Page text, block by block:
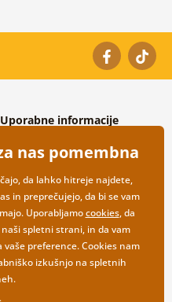
Uporabne informacije
Pogosto zastavljena vprašanja
Kontakti
Veleprodaja
nas pomembna
da lahko hitreje najdete,
in preprečujejo, da bi se vam
Uporabljamocookies, da
spletni strani, in da vam
preference. Cookies nam
izkušnjo na spletnih